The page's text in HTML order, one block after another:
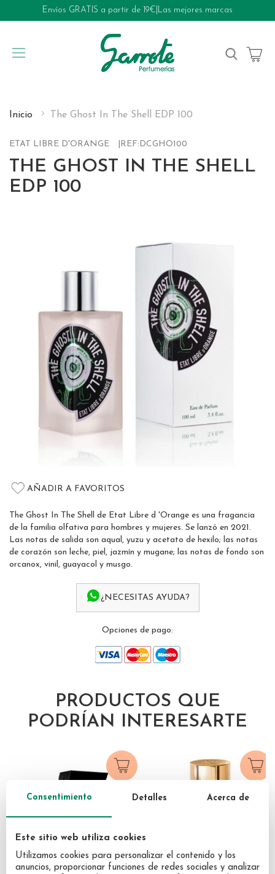
Envíos GRATIS a partir de 19€ Las mejores marcas
My Cart
Inicio The Ghost In The Shell EDP 100
ETAT LIBRE D'ORANGE REF:DCGHO100
THE GHOST IN THE SHELL
EDP 100
to
the
beginning
of
images
AÑADIR A FAVORITOS
The Ghost In The Shell de Etat Libre d 'Orange es una fragancia
de la familia olfativa para hombres y mujeres. Se lanzó en 2021.
Las notas de salida son aqual, yuzu y acetato de hexilo; las notas
de corazón son leche, piel, jazmín y mugane; las notas de fondo son
orcanox, vinil, guayacol y musgo.
¿NECESITAS AYUDA?
Opciones de pago:
PRODUCTOS QUE
PODRÍAN INTERESARTE
Consentimiento Detalles Acerca de
Este sitio web utiliza cookies
Utilizamos cookies para personalizar el contenido y los
anuncios, proporcionar funciones de redes sociales y analizar